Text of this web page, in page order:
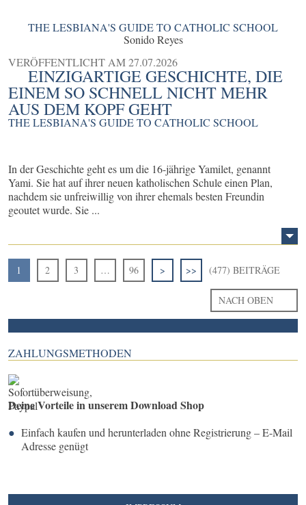
THE LESBIANA'S GUIDE TO CATHOLIC SCHOOL
Sonido Reyes
VERÖFFENTLICHT AM27.07.2026
EINZIGARTIGE GESCHICHTE, DIE
EINEM SO SCHNELL NICHT MEHR
AUS DEM KOPF GEHT
THE LESBIANA'S GUIDE TO CATHOLIC SCHOOL
In der Geschichte geht es um die 16-jährige Yamilet, genannt
Yami. Sie hat auf ihrer neuen katholischen Schule einen Plan,
nachdem sie unfreiwillig von ihrer ehemals besten Freundin
geoutet wurde. Sie ...
1 2 3 … 96 > >> (477) BEITRÄGE
NACH OBEN
ZAHLUNGSMETHODEN
Deine Vorteile in unserem Download Shop
Einfach kaufen und herunterladen ohne Registrierung – E-Mail
Adresse genügt